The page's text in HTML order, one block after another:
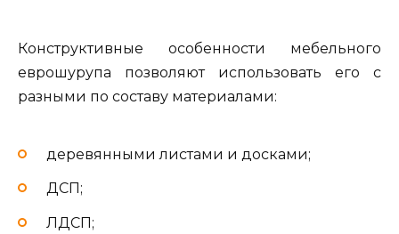
Конструктивные особенности мебельного
еврошурупа позволяют использовать его с
разными по составу материалами:
деревянными листами и досками;
ДСП;
ЛДСП;